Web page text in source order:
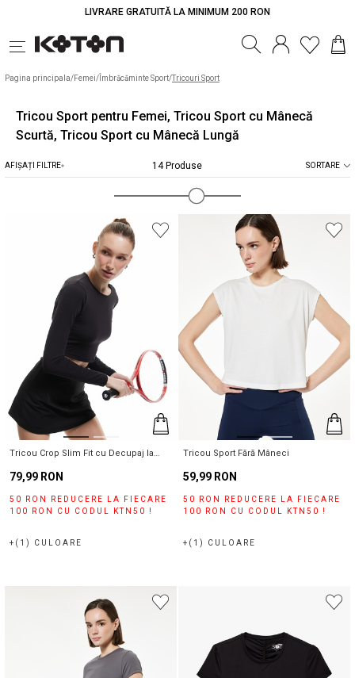
LIVRARE GRATUITĂ LA MINIMUM 200 RON
Tricou Sport pentru Femei, Tricou Sport cu Mânecă
Scurtă, Tricou Sport cu Mânecă Lungă
Pagina principala/Femei/ Îmbrăcăminte Sport/Tricouri Sport
AFIȘAȚI FILTRE 14 Produse SORTARE
Tricou Crop Slim Fit cu Decupaj la
79,99 RON
50 RON REDUCERE LA FIECARE
100 RON CU CODUL KTN50 !
+(1) CULOARE
Tricou Sport Fără Mâneci
59,99 RON
50 RON REDUCERE LA FIECARE
100 RON CU CODUL KTN50 !
+(1) CULOARE